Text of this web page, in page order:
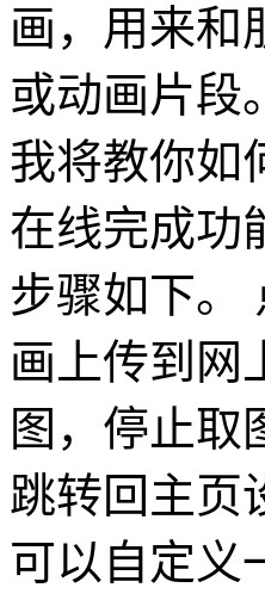
画，用来和
或动画片段
我将教你如
在线完成功
步骤如下。
画上传到网
图，停止取
跳转回主页
可以自定义